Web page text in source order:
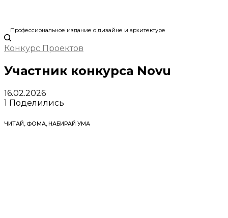
Профессиональное издание о дизайне и архитектуре
Конкурс Проектов
Участник конкурса Novu
16.02.2026
1 Поделились
ЧИТАЙ, ФОМА, НАБИРАЙ УМА